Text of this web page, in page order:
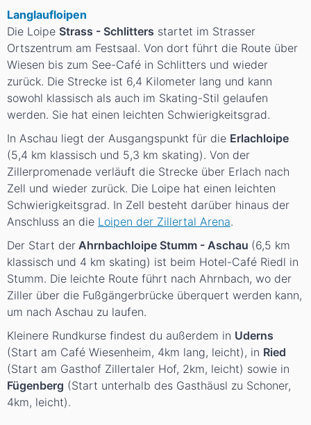
Langlaufloipen
Die Loipe Strass - Schlitters startet im Strasser
Ortszentrum am Festsaal. Von dort führt die Route über
Wiesen bis zum See-Café in Schlitters und wieder
zurück. Die Strecke ist 6,4 Kilometer lang und kann
sowohl klassisch als auch im Skating-Stil gelaufen
werden. Sie hat einen leichten Schwierigkeitsgrad.
In Aschau liegt der Ausgangspunkt für die Erlachloipe
(5,4 km klassisch und 5,3 km skating). Von der
Zillerpromenade verläuft die Strecke über Erlach nach
Zell und wieder zurück. Die Loipe hat einen leichten
Schwierigkeitsgrad. In Zell besteht darüber hinaus der
Anschluss an die Loipen der Zillertal Arena.
Der Start der Ahrnbachloipe Stumm - Aschau (6,5 km
klassisch und 4 km skating) ist beim Hotel-Café Riedl in
Stumm. Die leichte Route führt nach Ahrnbach, wo der
Ziller über die Fußgängerbrücke überquert werden kann,
um nach Aschau zu laufen.
Kleinere Rundkurse findest du außerdem in Uderns
(Start am Café Wiesenheim, 4km lang, leicht), in Ried
(Start am Gasthof Zillertaler Hof, 2km, leicht) sowie in
Fügenberg (Start unterhalb des Gasthäusl zu Schoner,
4km, leicht).